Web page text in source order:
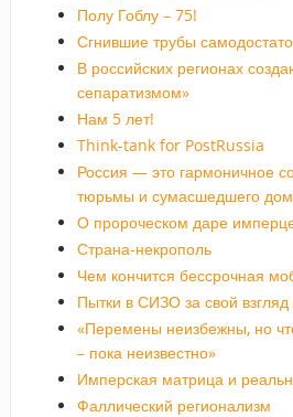
Полу Гоблу – 75!
Сгнившие трубы
В российских регионах
сепаратизмом»
Нам 5 лет!
Think-tank for PostRussia
Россия — это гармоничное
тюрьмы и сумасшедшего
О пророческом даре
Страна-некрополь
Чем кончится бессрочная
Пытки в СИЗО за свой
«Перемены неизбежны, но
– пока неизвестно»
Имперская матрица и
Фаллический регионализм